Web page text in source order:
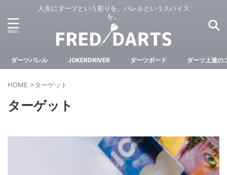
人生にダーツという彩りを。バレルというスパイス
を。
ダーツバレル JOKERDRIVER ダーツボード ダーツ上達の
HOME >ターゲット
ターゲット